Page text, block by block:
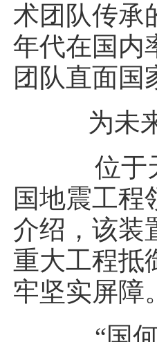
术团队传承
年代在国内
团队直面国
为未来
位于天
国地震工程
介绍，该装
重大工程抵
牢坚实屏障